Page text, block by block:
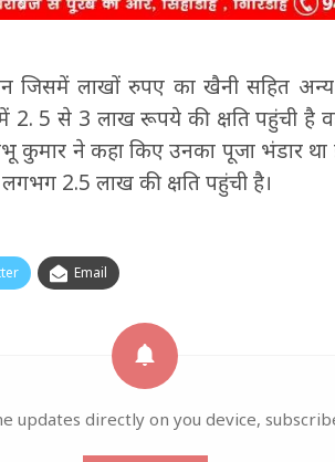
जिसमें लाखों रुपए का खैनी सहित
2. 5 से 3 लाख रूपये की क्षति पहुंची है
ने कहा किए उनका पूजा भंडार था
2.5 लाख की क्षति पहुंची है।
Email
updates directly on you device,